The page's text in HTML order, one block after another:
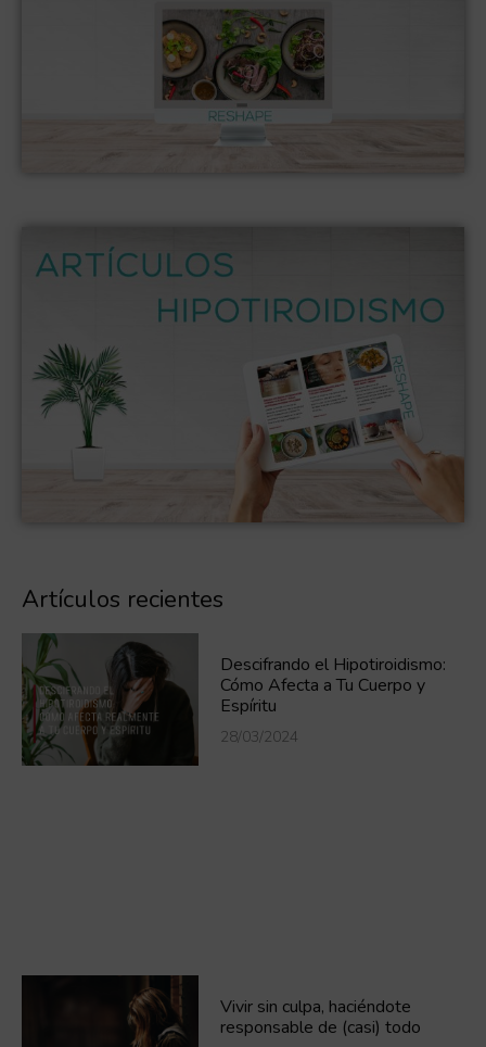
Artículos recientes
Descifrando el Hipotiroidismo:
Cómo Afecta a Tu Cuerpo y
Espíritu
28/03/2024
Vivir sin culpa, haciéndote
responsable de (casi) todo